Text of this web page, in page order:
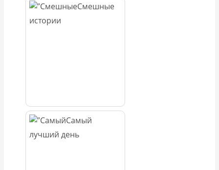
Смешные
истории
Самый
лучший день